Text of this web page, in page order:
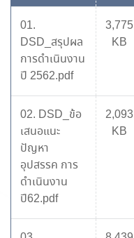
01.
DSD_สรุปผล
การดำเนินงาน
ปี 2562.pdf
3,775
KB
02. DSD_ข้อ
เสนอแนะ
ปัญหา
อุปสรรค การ
ดำเนินงาน
ปี62.pdf
2,093
KB